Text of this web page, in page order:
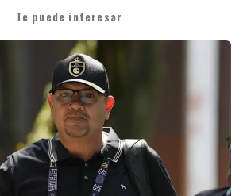
Te puede interesar